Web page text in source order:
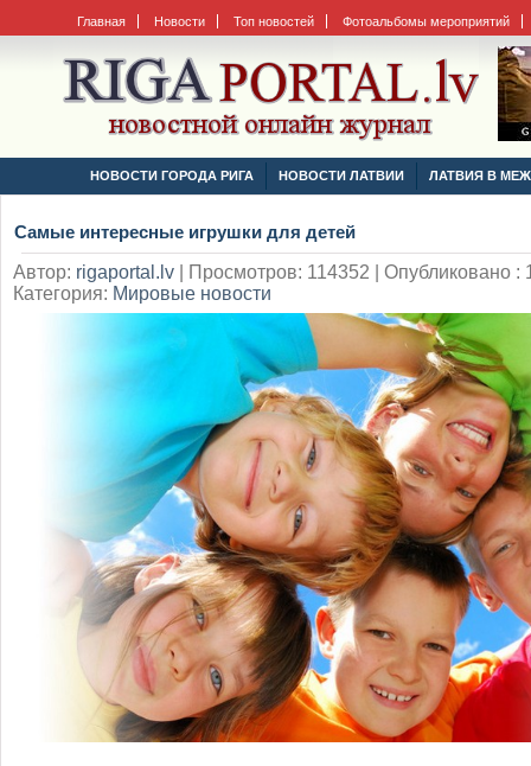
Главная Новости Топ новостей Фотоальбомы мероприятий
НОВОСТИ ГОРОДА РИГА НОВОСТИ ЛАТВИИ ЛАТВИЯ В
Самые интересные игрушки для детей
Автор: rigaportal.lv
Просмотров: 114352 | Опубликовано :
Категория: Мировые новости